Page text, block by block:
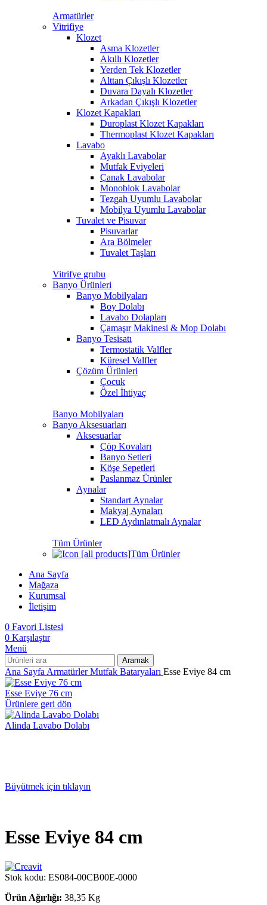
Armatürler
Vitrifiye
Klozet
Asma Klozetler
Akıllı Klozetler
Yerden Tek Klozetler
Alttan Çıkışlı Klozetler
Duvara Dayalı Klozetler
Arkadan Çıkışlı Klozetler
Klozet Kapakları
Duroplast Klozet Kapakları
Thermoplast Klozet Kapakları
Lavabo
Ayaklı Lavabolar
Mutfak Eviyeleri
Çanak Lavabolar
Monoblok Lavabolar
Tezgah Uyumlu Lavabolar
Mobilya Uyumlu Lavabolar
Tuvalet ve Pisuvar
Pisuvarlar
Ara Bölmeler
Tuvalet Taşları
Vitrifye grubu
Banyo Ürünleri
Banyo Mobilyaları
Boy Dolabı
Lavabo Dolapları
Çamaşır Makinesi & Mop Dolabı
Banyo Tesisatı
Termostatik Valfler
Küresel Valfler
Çözüm Ürünleri
Çocuk
Özel İhtiyaç
Banyo Mobilyaları
Banyo Aksesuarları
Aksesuarlar
Çöp Kovaları
Banyo Setleri
Köşe Sepetleri
Paslanmaz Ürünler
Aynalar
Standart Aynalar
Makyaj Aynaları
LED Aydınlatmalı Aynalar
Tüm Ürünler
Tüm Ürünler
Ana Sayfa
Mağaza
Kurumsal
İletişim
0 Favori Listesi
0 Karşılaştır
Menü
Aramak
Ana Sayfa ArmatürlerMutfak Bataryaları Esse Eviye 84 cm
Esse Eviye 76 cm
Ürünlere geri dön
Alinda Lavabo Dolabı
Büyütmek için tıklayın
Esse Eviye 84 cm
Stok kodu: ES084-00CB00E-0000
Ürün Ağırlığı: 38,35 Kg